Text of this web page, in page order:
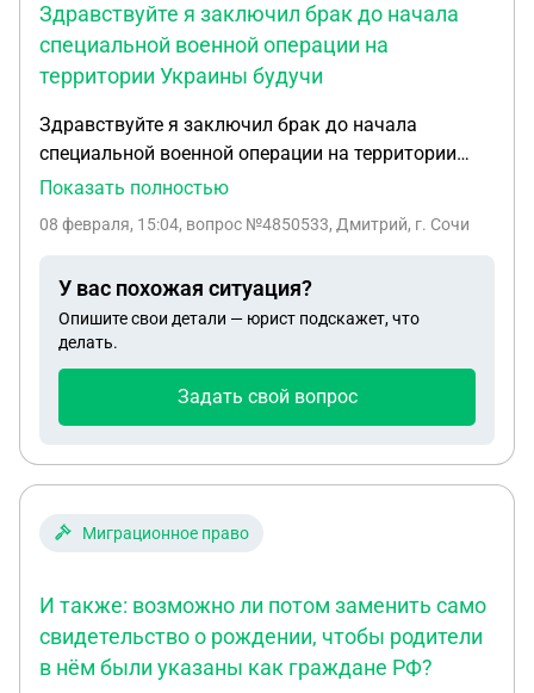
Здравствуйте я заключил брак до начала
специальной военной операции на
территории Украины будучи
Здравствуйте я заключил брак до начала
специальной военной операции на территории
Украины будучи гражданином Украины сейчас я
действительный брак на данный момент или нет
Показать полностью
08 февраля, 15:04, вопрос №4850533, Дмитрий, г. Сочи
У вас похожая ситуация?
Опишите свои детали — юрист подскажет, что
делать.
Задать свой вопрос
Миграционное право
И также: возможно ли потом заменить само
свидетельство о рождении, чтобы родители
в нём были указаны как граждане РФ?